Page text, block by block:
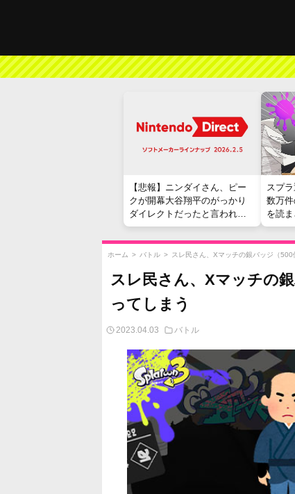
【悲報】ニンダイさん、ピー
クが開幕大谷翔平のがっかり
ダイレクトだったと言われて
しまう
スプ
数万
を読
ホーム > バトル > スレ民さん、Xマッチの銀バッジ（
スレ民さん、Xマッチの
ってしまう
2023.04.03 バトル